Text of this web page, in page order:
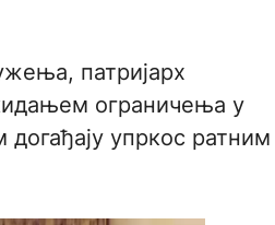
патријарх
ограничења у
упркос ратним